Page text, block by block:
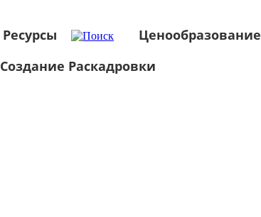
Ресурсы
Ценообразование
Создание Раскадровки